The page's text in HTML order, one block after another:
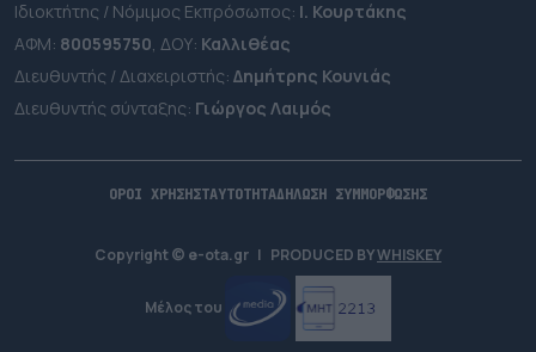
Ιδιοκτήτης / Νόμιμος Εκπρόσωπος: Ι. Κουρτάκης
ΑΦΜ: 800595750, ΔΟΥ: Καλλιθέας
Διευθυντής / Διαχειριστής: Δημήτρης Κουνιάς
Διευθυντής σύνταξης: Γιώργος Λαιμός
ΟΡΟΙ ΧΡΗΣΗΣΤΑΥΤΟΤΗΤΑΔΗΛΩΣΗ ΣΥΜΜΟΡΦΩΣΗΣ
Copyright © e-ota.gr | PRODUCED BYWHISKEY
Μέλος του